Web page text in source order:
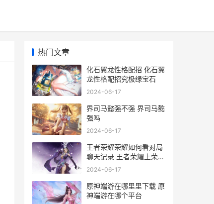
热门文章
化石翼龙性格配招 化石翼
龙性格配招究极绿宝石
2024-06-17
界司马懿强不强 界司马懿
强吗
2024-06-17
王者荣耀荣耀如何看对局
聊天记录 王者荣耀上荣耀
的技巧
2024-06-17
原神端游在哪里里下载 原
神端游在哪个平台